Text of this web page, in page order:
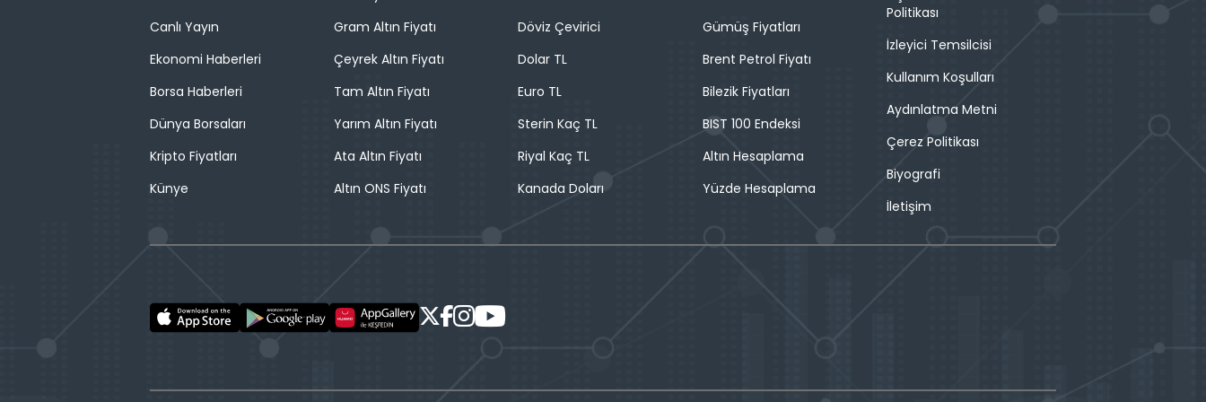
Canlı Yayın
Ekonomi Haberleri
Borsa Haberleri
Dünya Borsaları
Kripto Fiyatları
Künye
Gram Altın Fiyatı
Çeyrek Altın Fiyatı
Tam Altın Fiyatı
Yarım Altın Fiyatı
Ata Altın Fiyatı
Altın ONS Fiyatı
Döviz Çevirici
Dolar TL
Euro TL
Sterin Kaç TL
Riyal Kaç TL
Kanada Doları
Gümüş Fiyatları
Brent Petrol Fiyatı
Bilezik Fiyatları
BIST 100 Endeksi
Altın Hesaplama
Yüzde Hesaplama
Politikası
İzleyici Temsilcisi
Kullanım Koşulları
Aydınlatma Metni
Çerez Politikası
Biyografi
İletişim